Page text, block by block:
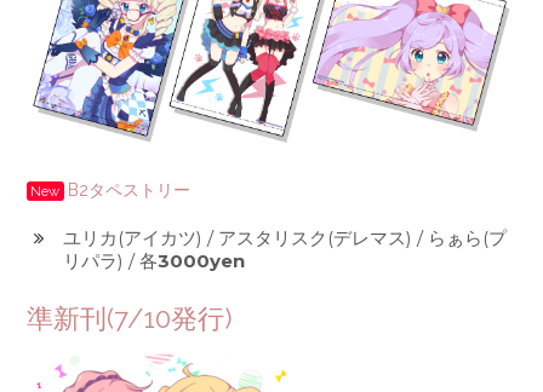
New B2タペストリー
ユリカ(アイカツ) / アスタリスク(デレマス) / らぁら(プ
リパラ) / 各3000yen
準新刊(7/10発行)